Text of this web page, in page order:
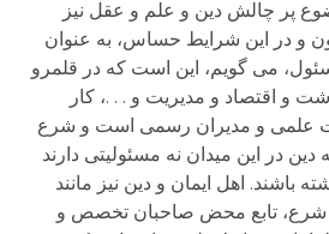
پر چالش دین و علم و عقل نیز
و در این شرایط حساس، به عنوان
می گویم، این است که در قلمرو
و اقتصاد و مدیریت و . . .، کار
علمی و مدیران رسمی است و شرع
در این میدان نه مسئولیتی دارند
باشند. اهل ایمان و دین نیز مانند
شرع، تابع محض صاحبان تخصص و